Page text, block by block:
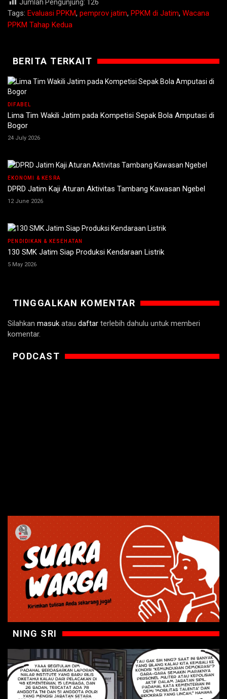
Jumlah Pengunjung: 126
Tags: Evaluasi PPKM, pemprov jatim, PPKM di Jatim, Wacana
PPKM Tahap Kedua
BERITA TERKAIT
DIFABEL
Lima Tim Wakili Jatim pada Kompetisi Sepak Bola Amputasi di
Bogor
24 July 2026
EKONOMI & KESRA
DPRD Jatim Kaji Aturan Aktivitas Tambang Kawasan Ngebel
12 June 2026
PENDIDIKAN & KESEHATAN
130 SMK Jatim Siap Produksi Kendaraan Listrik
5 May 2026
TINGGALKAN KOMENTAR
Silahkan masuk atau daftar terlebih dahulu untuk memberi
komentar.
PODCAST
NING SRI